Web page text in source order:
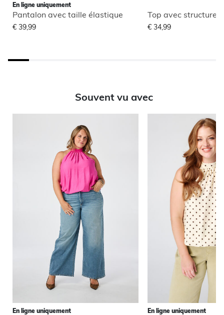
En ligne uniquement
Pantalon avec taille élastique
€ 39,99
Top avec structure
€ 34,99
Souvent vu avec
En ligne uniquement En ligne uniquement